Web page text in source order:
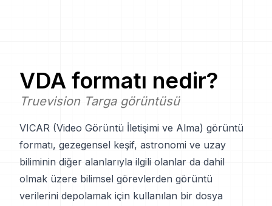
VDA formatı nedir?
Truevision Targa görüntüsü
VICAR (Video Görüntü İletişimi ve Alma) görüntü
formatı, gezegensel keşif, astronomi ve uzay
biliminin diğer alanlarıyla ilgili olanlar da dahil
olmak üzere bilimsel görevlerden görüntü
verilerini depolamak için kullanılan bir dosya